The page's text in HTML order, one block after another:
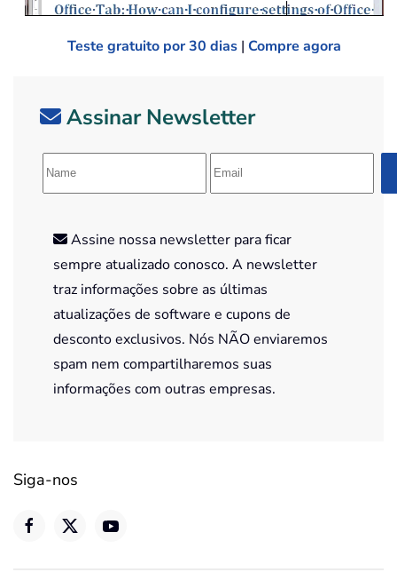
Teste gratuito por 30 dias | Compre agora
Assinar Newsletter
Assine nossa newsletter para ficar
sempre atualizado conosco. A newsletter
traz informações sobre as últimas
atualizações de software e cupons de
desconto exclusivos. Nós NÃO enviaremos
spam nem compartilharemos suas
informações com outras empresas.
Siga-nos